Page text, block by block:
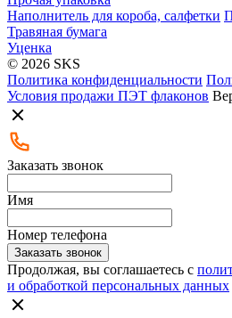
Наполнитель для короба, салфетки
Травяная бумага
Уценка
© 2026 SKS
Политика конфиденциальности
Условия продажи ПЭТ флаконов
Заказать звонок
Имя
Номер телефона
Заказать звонок
Продолжая, вы соглашаетесь с
и обработкой персональных данных